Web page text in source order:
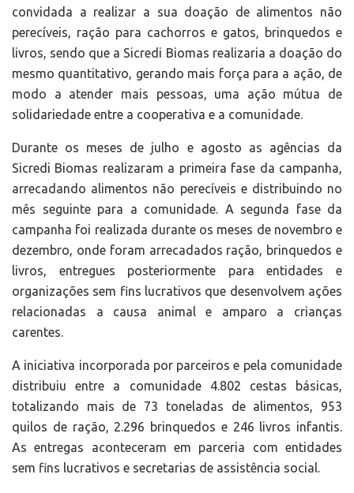
convidada a realizar a sua doação de alimentos não
perecíveis, ração para cachorros e gatos, brinquedos e
livros, sendo que a Sicredi Biomas realizaria a doação do
mesmo quantitativo, gerando mais força para a ação, de
modo a atender mais pessoas, uma ação mútua de
solidariedade entre a cooperativa e a comunidade.
Durante os meses de julho e agosto as agências da
Sicredi Biomas realizaram a primeira fase da campanha,
arrecadando alimentos não perecíveis e distribuindo no
mês seguinte para a comunidade. A segunda fase da
campanha foi realizada durante os meses de novembro e
dezembro, onde foram arrecadados ração, brinquedos e
livros, entregues posteriormente para entidades e
organizações sem fins lucrativos que desenvolvem ações
relacionadas a causa animal e amparo a crianças
carentes.
A iniciativa incorporada por parceiros e pela comunidade
distribuiu entre a comunidade 4.802 cestas básicas,
totalizando mais de 73 toneladas de alimentos, 953
quilos de ração, 2.296 brinquedos e 246 livros infantis.
As entregas aconteceram em parceria com entidades
sem fins lucrativos e secretarias de assistência social.